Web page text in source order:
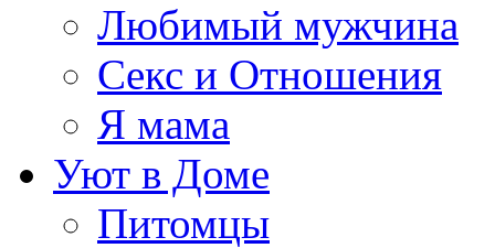
Любимый мужчина
Секс и Отношения
Я мама
Уют в Доме
Питомцы